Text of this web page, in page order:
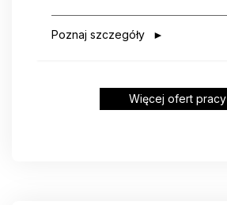
Poznaj szczegóły
Więcej ofert pracy